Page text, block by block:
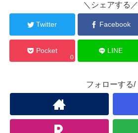
＼シェアする／
Twitter Facebook
Pocket
0
LINE
フォローする/